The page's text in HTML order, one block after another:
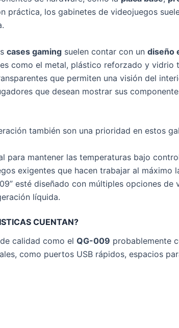
práctica, los gabinetes de videojuegos
cases gaming suelen contar con un diseño
como el metal, plástico reforzado y vidrio
que permiten una visión del
que desean mostrar sus
también son una prioridad en estos
para mantener las temperaturas bajo
exigentes que hacen trabajar al máximo
esté diseñado con múltiples opciones de
líquida.
CUENTAN?
calidad como el QG-009 probablemente
como puertos USB rápidos, espacios